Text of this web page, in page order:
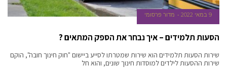
9 במאי 2022 מדור פרסומי
הסעות תלמידים – איך נבחר את הספק המתאים ?
שירות הסעות תלמידים הוא שירות שמטרתו לסייע ביישום "חוק חינוך חובה", הוקם
שירות ההסעות לילדים למוסדות חינוך שונים, והוא חל